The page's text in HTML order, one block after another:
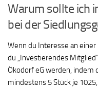
Warum sollte ich
bei der
Wenn du Interesse an
du „Investierendes
Ökodorf eG werden, indem
mindestens 5 Stück je